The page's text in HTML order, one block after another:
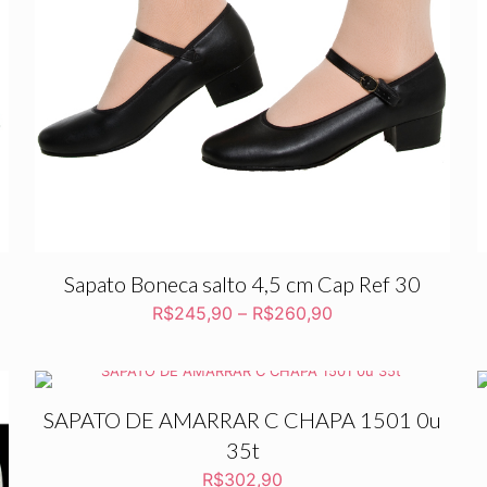
Sapato Boneca salto 4,5 cm Cap Ref 30
R$245,90 – R$260,90
SAPATO DE AMARRAR C CHAPA 1501 0u
35t
R$302,90